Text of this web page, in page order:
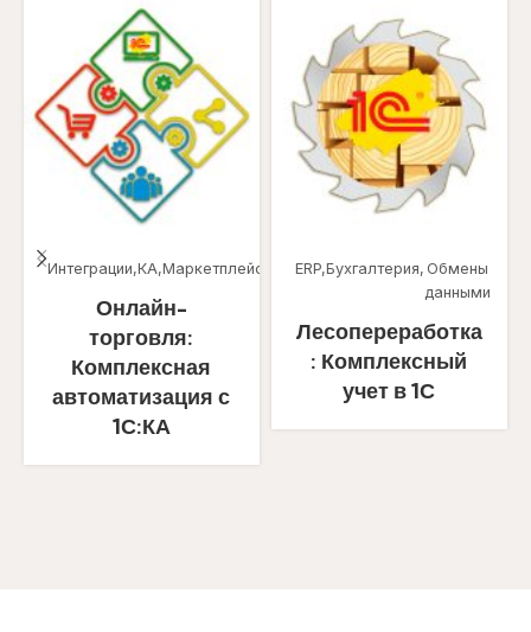
Интеграции КА Маркетплейсы
Онлайн-
торговля:
Комплексная
автоматизация с
1С:КА
ERP Бухгалтерия Обмены
данными
Лесопереработка
: Комплексный
учет в 1С